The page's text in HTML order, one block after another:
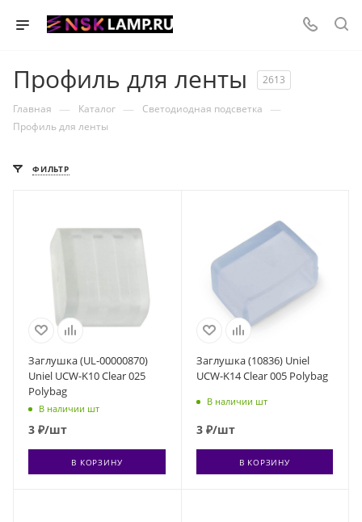
Профиль для ленты 2613
Главная — Каталог — Светодиодная подсветка —
Профиль для ленты
ФИЛЬТР
Заглушка (UL-00000870)
Uniel UCW-K10 Clear 025
Polybag
В наличии шт
3 ₽/шт
В КОРЗИНУ
Заглушка (10836) Uniel
UCW-K14 Clear 005 Polybag
В наличии шт
3₽/шт
В КОРЗИНУ